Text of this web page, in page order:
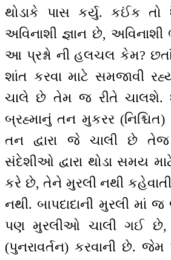
થોડાકે પાસ કર્યુ. કઈંક તો
અવિનાશી જ્ઞાન છે,
આ પ્રશ્નો ની હલચલ કેમ?
શાંત કરવા માટે સમજાવી
ચાલે છે તેમ જ રીતે
બ્રહ્માનું તન મુકરર
તન દ્વારા જે ચાલી છે
સંદેશીઓ દ્વારા થોડા સમય
કરે છે, તેને મુરલી નથી
નથી. બાપદાદાની મુરલી
પણ મુરલીઓ ચાલી ગઈ છે,
(પુનરાવર્તન) કરવાની છે.